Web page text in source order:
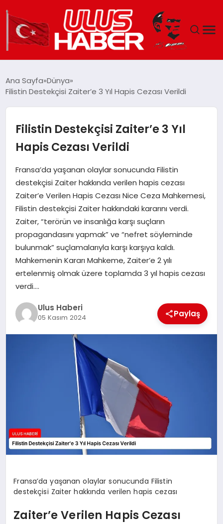
EKONOMI
SIYASET
MAGAZIN
Ana Sayfa Dünya
Filistin Destekçisi Zaiter’e 3 Yıl Hapis Cezası Verildi
Filistin Destekçisi Zaiter’e 3 Yıl
Hapis Cezası Verildi
Fransa’da yaşanan olaylar sonucunda Filistin
destekçisi Zaiter hakkında verilen hapis cezası
Zaiter’e Verilen Hapis Cezası Nice Ceza Mahkemesi,
Filistin destekçisi Zaiter hakkındaki kararını verdi.
Zaiter, “terörün ve insanlığa karşı suçların
propagandasını yapmak” ve “nefret söyleminde
bulunmak” suçlamalarıyla karşı karşıya kaldı.
Mahkemenin Kararı Mahkeme, Zaiter’e 2 yılı
ertelenmiş olmak üzere toplamda 3 yıl hapis cezası
verdi….
Ulus Haberi
05 Kasım 2024 Paylaş
Fransa’da yaşanan olaylar sonucunda Filistin
destekçisi Zaiter hakkında verilen hapis cezası
Zaiter’e Verilen Hapis Cezası